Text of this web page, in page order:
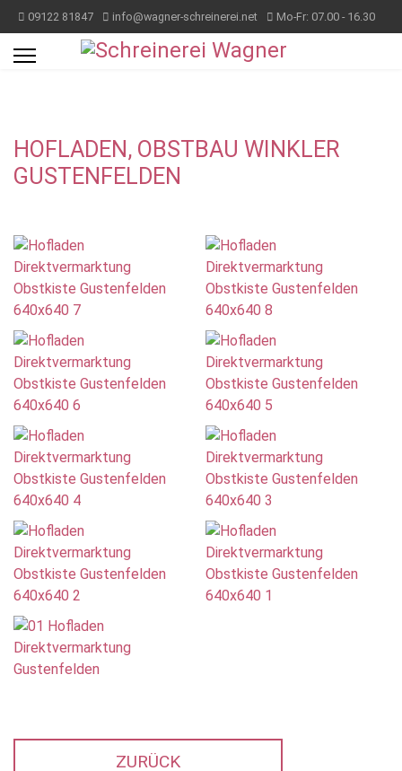
09122 81847 info@wagner-schreinerei.net Mo-Fr: 07.00 - 16.30
HOFLADEN, OBSTBAU WINKLER
GUSTENFELDEN
ZURÜCK